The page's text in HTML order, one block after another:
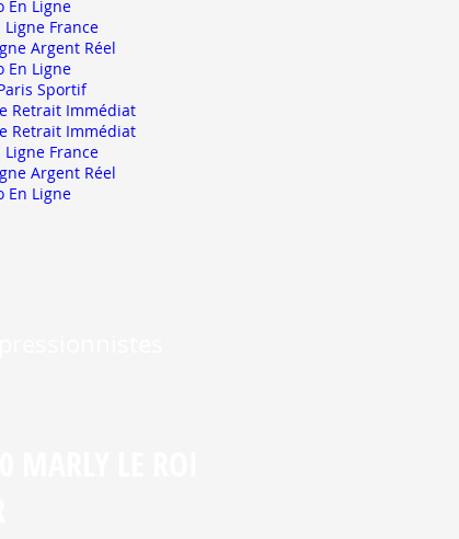
En Ligne
Ligne France
Argent Réel
En Ligne
Sportif
Retrait Immédiat
Retrait Immédiat
Ligne France
Argent Réel
En Ligne